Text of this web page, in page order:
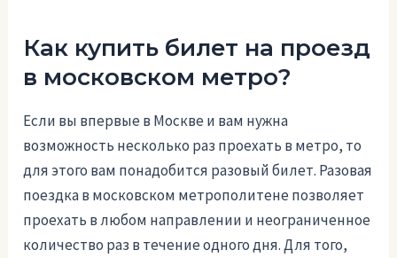
Как купить билет на проезд
в московском метро?
Если вы впервые в Москве и вам нужна
возможность несколько раз проехать в метро, то
для этого вам понадобится разовый билет. Разовая
поездка в московском метрополитене позволяет
проехать в любом направлении и неограниченное
количество раз в течение одного дня. Для того,